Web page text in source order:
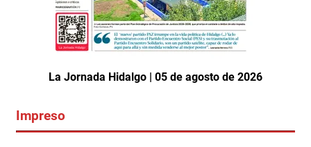
La Jornada Hidalgo | 05 de agosto de 2026
Impreso